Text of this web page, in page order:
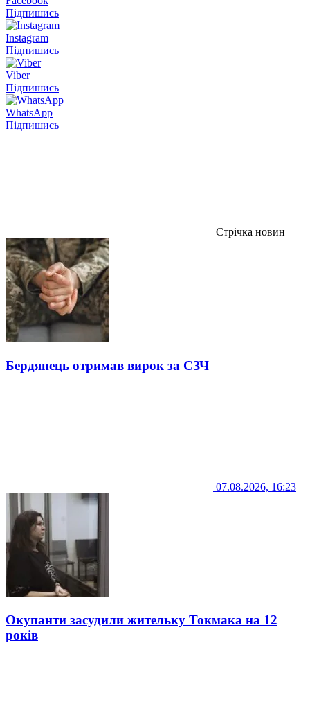
Підпишись
Instagram
Підпишись
Viber
Підпишись
WhatsApp
Підпишись
Стрічка новин
Бердянець отримав вирок за СЗЧ
07.08.2026, 16:23
Окупанти засудили жительку Токмака на 12
років